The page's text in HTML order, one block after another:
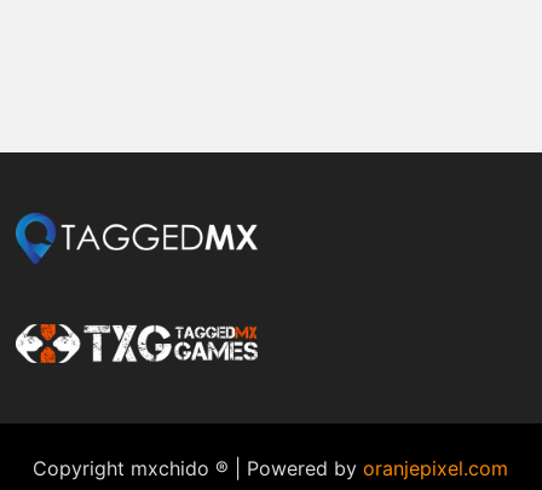
Copyright mxchido ® | Powered byoranjepixel.com